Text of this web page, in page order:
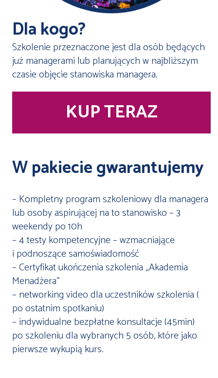
Dla kogo?
Szkolenie przeznaczone jest dla osób będących
już managerami lub planujących w najbliższym
czasie objęcie stanowiska managera.
KUP TERAZ
W pakiecie gwarantujemy
– Kompletny program szkoleniowy dla managera
lub osoby aspirującej na to stanowisko – 3
weekendy po 10h
– 4 testy kompetencyjne – wzmacniające
i podnoszące samoświadomość
– Certyfikat ukończenia szkolenia „Akademia
Menadżera”
– networking video dla uczestników szkolenia (
po ostatnim spotkaniu)
– indywidualne bezpłatne konsultacje (45min)
po szkoleniu dla wybranych 5 osób, które jako
pierwsze wykupią kurs.